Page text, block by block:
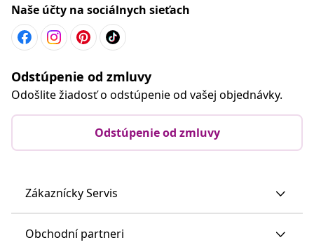
Naše účty na sociálnych sieťach
Odstúpenie od zmluvy
Odošlite žiadosť o odstúpenie od vašej objednávky.
Odstúpenie od zmluvy
Zákaznícky Servis
Obchodní partneri